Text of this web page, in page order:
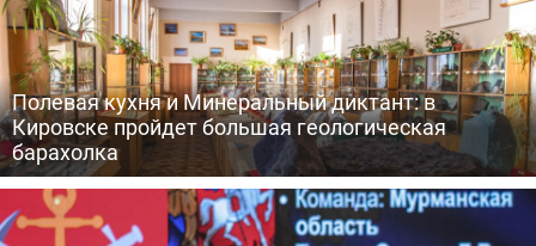
Полевая кухня и Минеральный диктант: в
Кировске пройдет большая геологическая
барахолка